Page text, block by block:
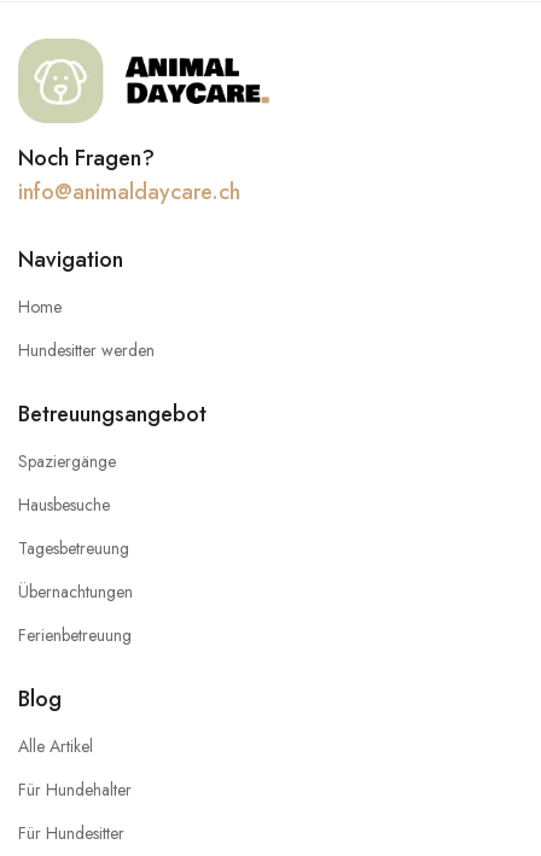
Noch Fragen?
info@animaldaycare.ch
Navigation
Home
Hundesitter werden
Betreuungsangebot
Spaziergänge
Hausbesuche
Tagesbetreuung
Übernachtungen
Ferienbetreuung
Blog
Alle Artikel
Für Hundehalter
Für Hundesitter